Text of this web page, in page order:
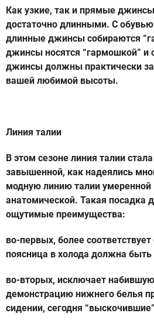
Как узкие, так и прямые
достаточно длинными. С
длинные джинсы собираются
джинсы носятся “гармошкой” и
джинсы должны практически
вашей любимой высоты.
Линия талии
В этом сезоне линия талии
завышенной, как надеялись
модную линию талии
анатомической. Такая посадка
ощутимые преимущества:
во-первых, более
поясница в холода должна
во-вторых, исключает
демонстрацию нижнего белья
сидении, сегодня